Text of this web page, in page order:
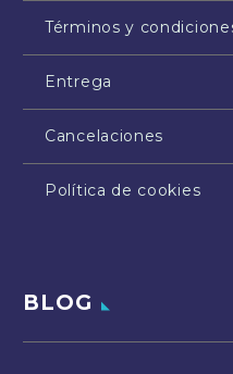
Términos y
Entrega
Cancelaciones
Política de cookies
BLOG